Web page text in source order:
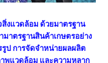
สิ่งแวดล้อม ด้วยมาตรฐาน
าตรฐานสินค้าเกษตรอย่าง
รูป การจัดจำหน่ายผลผลิต
พแวดล้อม และความหลาก